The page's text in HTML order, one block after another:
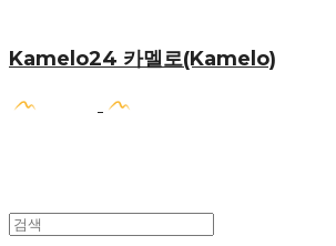
Kamelo24 카멜로(Kamelo)